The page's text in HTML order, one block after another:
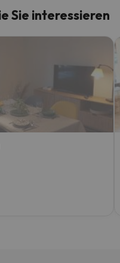
Sie interessieren